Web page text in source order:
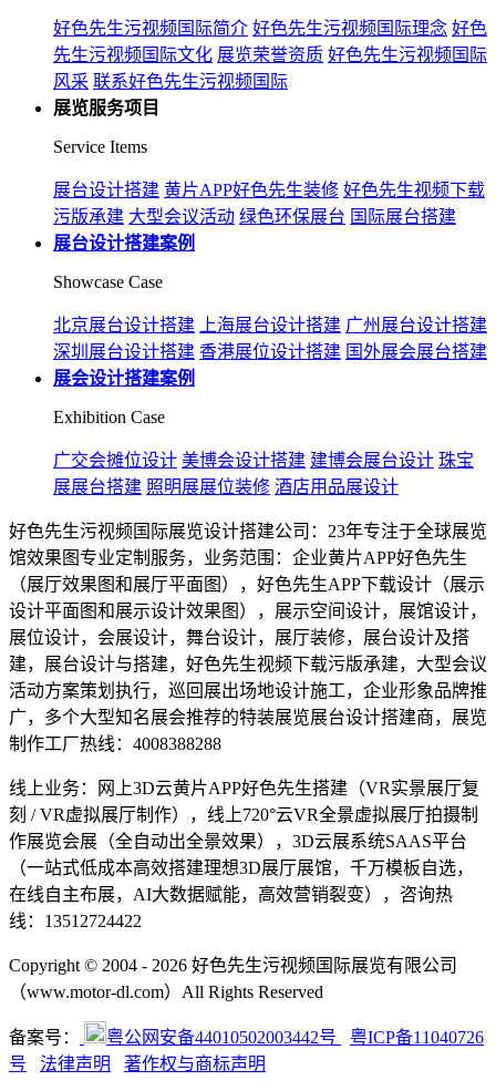
好色先生污视频国际简介 好色先生污视频国际理念 好色
先生污视频国际文化 展览荣誉资质 好色先生污视频国际
风采 联系好色先生污视频国际
展览服务项目
Service Items
展台设计搭建 黄片APP好色先生装修 好色先生视频下载
污版承建 大型会议活动 绿色环保展台 国际展台搭建
展台设计搭建案例
Showcase Case
北京展台设计搭建 上海展台设计搭建 广州展台设计搭建
深圳展台设计搭建 香港展位设计搭建 国外展会展台搭建
展会设计搭建案例
Exhibition Case
广交会摊位设计 美博会设计搭建 建博会展台设计 珠宝
展展台搭建 照明展展位装修 酒店用品展设计
好色先生污视频国际展览设计搭建公司：23年专注于全球展览
馆效果图专业定制服务，业务范围：企业黄片APP好色先生
（展厅效果图和展厅平面图），好色先生APP下载设计（展示
设计平面图和展示设计效果图），展示空间设计，展馆设计，
展位设计，会展设计，舞台设计，展厅装修，展台设计及搭
建，展台设计与搭建，好色先生视频下载污版承建，大型会议
活动方案策划执行，巡回展出场地设计施工，企业形象品牌推
广，多个大型知名展会推荐的特装展览展台设计搭建商，展览
制作工厂热线：4008388288
线上业务：网上3D云黄片APP好色先生搭建（VR实景展厅复
刻 / VR虚拟展厅制作），线上720°云VR全景虚拟展厅拍摄制
作展览会展（全自动出全景效果），3D云展系统SAAS平台
（一站式低成本高效搭建理想3D展厅展馆，千万模板自选，
在线自主布展，AI大数据赋能，高效营销裂变），咨询热
线：13512724422
Copyright © 2004 - 2026 好色先生污视频国际展览有限公司
（www.motor-dl.com）All Rights Reserved
备案号： 粤公网安备44010502003442号
粤ICP备11040726
号
法律声明 著作权与商标声明